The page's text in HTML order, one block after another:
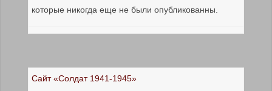
которые никогда еще не были опубликованны.
Сайт «Солдат 1941-1945»